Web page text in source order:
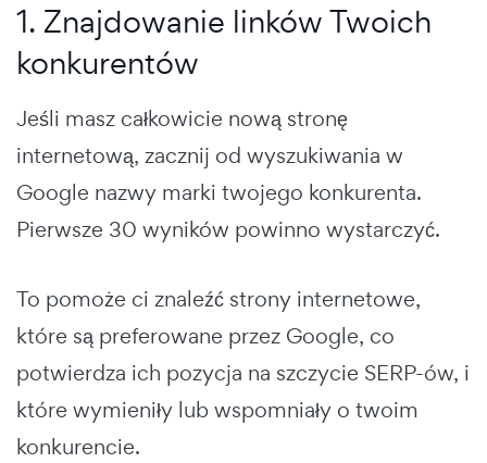
1. Znajdowanie linków Twoich
konkurentów
Jeśli masz całkowicie nową stronę
internetową, zacznij od wyszukiwania w
Google nazwy marki twojego konkurenta.
Pierwsze 30 wyników powinno wystarczyć.
To pomoże ci znaleźć strony internetowe,
które są preferowane przez Google, co
potwierdza ich pozycja na szczycie SERP-ów, i
które wymieniły lub wspomniały o twoim
konkurencie.